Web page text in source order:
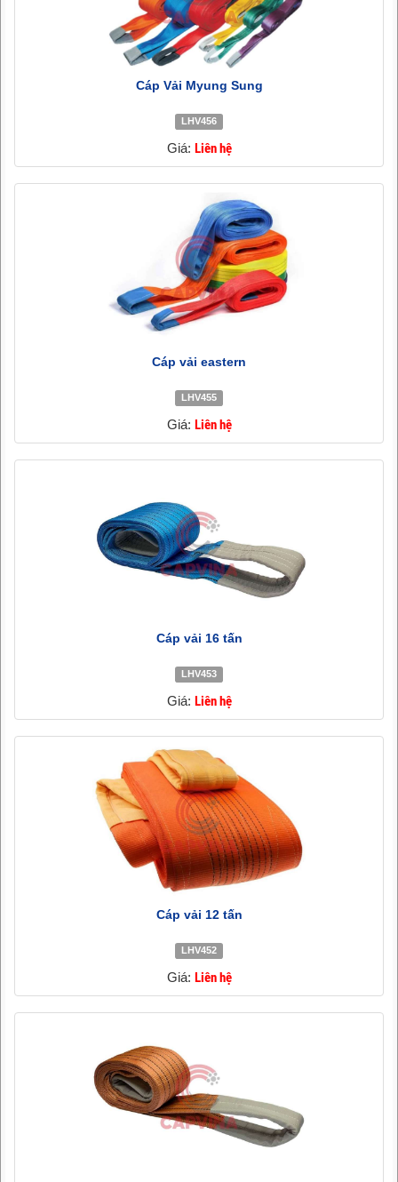
Cáp Vải Myung Sung
LHV456
Giá: Liên hệ
Cáp vải eastern
LHV455
Giá: Liên hệ
Cáp vải 16 tấn
LHV453
Giá: Liên hệ
Cáp vải 12 tấn
LHV452
Giá: Liên hệ